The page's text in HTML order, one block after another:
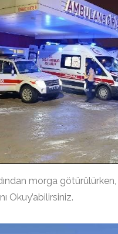
morga
Okuy’abilirsiniz.